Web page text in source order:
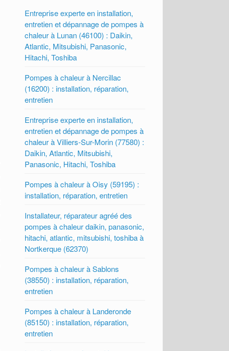
Entreprise experte en installation,
entretien et dépannage de pompes à
chaleur à Lunan (46100) : Daikin,
Atlantic, Mitsubishi, Panasonic,
Hitachi, Toshiba
Pompes à chaleur à Nercillac
(16200) : installation, réparation,
entretien
Entreprise experte en installation,
entretien et dépannage de pompes à
chaleur à Villiers-Sur-Morin (77580) :
Daikin, Atlantic, Mitsubishi,
Panasonic, Hitachi, Toshiba
Pompes à chaleur à Oisy (59195) :
installation, réparation, entretien
Installateur, réparateur agréé des
pompes à chaleur daikin, panasonic,
hitachi, atlantic, mitsubishi, toshiba à
Nortkerque (62370)
Pompes à chaleur à Sablons
(38550) : installation, réparation,
entretien
Pompes à chaleur à Landeronde
(85150) : installation, réparation,
entretien